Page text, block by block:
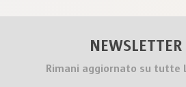
NEWSLETTER
Rimani aggiornato su tutte